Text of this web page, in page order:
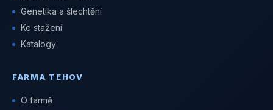
Genetika a šlechtění
Ke stažení
Katalogy
FARMA TEHOV
O farmě